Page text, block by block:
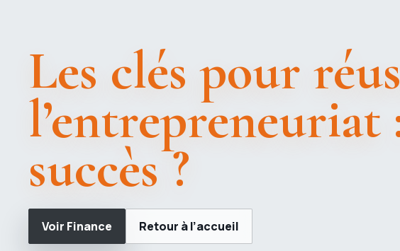
Les clés pour
l’entrepreneuriat
succès ?
Voir Finance Retour à l’accueil